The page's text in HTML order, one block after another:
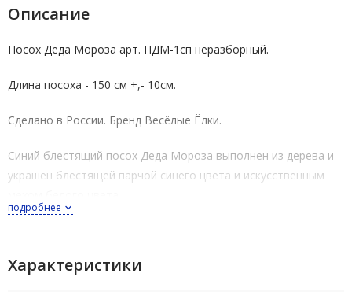
Описание
Посох Деда Мороза арт. ПДМ-1сп неразборный.
Длина посоха - 150 см +,- 10см.
Сделано в России. Бренд Весёлые Ёлки.
Синий блестящий посох Деда Мороза выполнен из дерева и
украшен блестящей парчой синего цвета и искусственным
подробнее
Характеристики